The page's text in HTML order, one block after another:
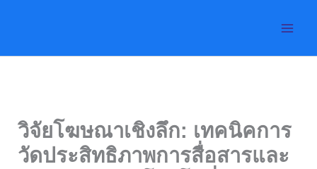
วิจัยโฆษณาเชิงลึก: เทคนิคการ
วัดประสิทธิภาพการสื่อสารและ